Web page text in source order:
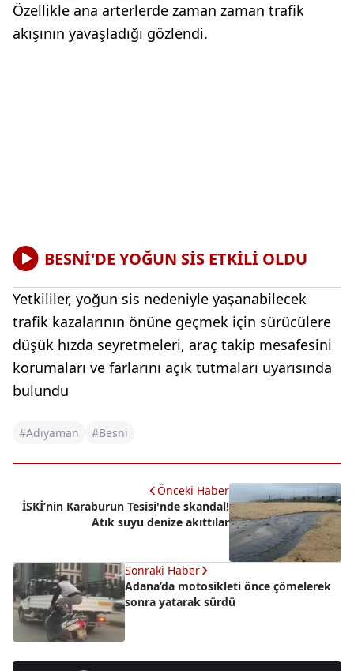
Özellikle ana arterlerde zaman zaman trafik
akışının yavaşladığı gözlendi.
BESNİ'DE YOĞUN SİS ETKİLİ OLDU
Yetkililer, yoğun sis nedeniyle yaşanabilecek
trafik kazalarının önüne geçmek için sürücülere
düşük hızda seyretmeleri, araç takip mesafesini
korumaları ve farlarını açık tutmaları uyarısında
bulundu
#Adıyaman #Besni
Önceki Haber
İSKİ’nin Karaburun Tesisi'nde skandal!
Atık suyu denize akıttılar
Sonraki Haber
Adana’da motosikleti önce çömelerek
sonra yatarak sürdü